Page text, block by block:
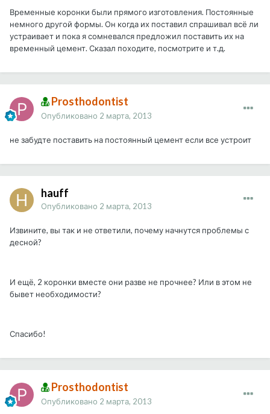
Временные коронки были прямого изготовления. Постоянные
немного другой формы. Он когда их поставил спрашивал всё ли
устраивает и пока я сомневался предложил поставить их на
временный цемент. Сказал походите, посмотрите и т.д.
Prosthodontist
Опубликовано 2 марта, 2013
не забудте поставить на постоянный цемент если все устроит
hauff
Опубликовано 2 марта, 2013
Извините, вы так и не ответили, почему начнутся проблемы с
десной?
И ещё, 2 коронки вместе они разве не прочнее? Или в этом не
бывет необходимости?
Спасибо!
Prosthodontist
Опубликовано 2 марта, 2013